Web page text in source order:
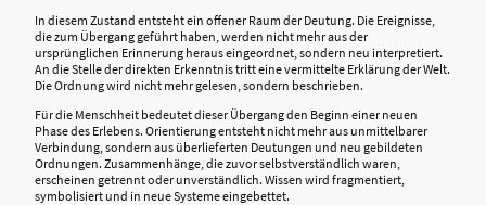
In diesem Zustand entsteht ein offener Raum der Deutung. Die Ereignisse,
die zum Übergang geführt haben, werden nicht mehr aus der
ursprünglichen Erinnerung heraus eingeordnet, sondern neu interpretiert.
An die Stelle der direkten Erkenntnis tritt eine vermittelte Erklärung der Welt.
Die Ordnung wird nicht mehr gelesen, sondern beschrieben.
Für die Menschheit bedeutet dieser Übergang den Beginn einer neuen
Phase des Erlebens. Orientierung entsteht nicht mehr aus unmittelbarer
Verbindung, sondern aus überlieferten Deutungen und neu gebildeten
Ordnungen. Zusammenhänge, die zuvor selbstverständlich waren,
erscheinen getrennt oder unverständlich. Wissen wird fragmentiert,
symbolisiert und in neue Systeme eingebettet.